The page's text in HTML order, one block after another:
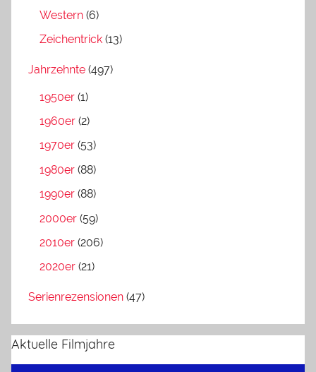
Western (6)
Zeichentrick (13)
Jahrzehnte (497)
1950er (1)
1960er (2)
1970er (53)
1980er (88)
1990er (88)
2000er (59)
2010er (206)
2020er (21)
Serienrezensionen (47)
Aktuelle Filmjahre